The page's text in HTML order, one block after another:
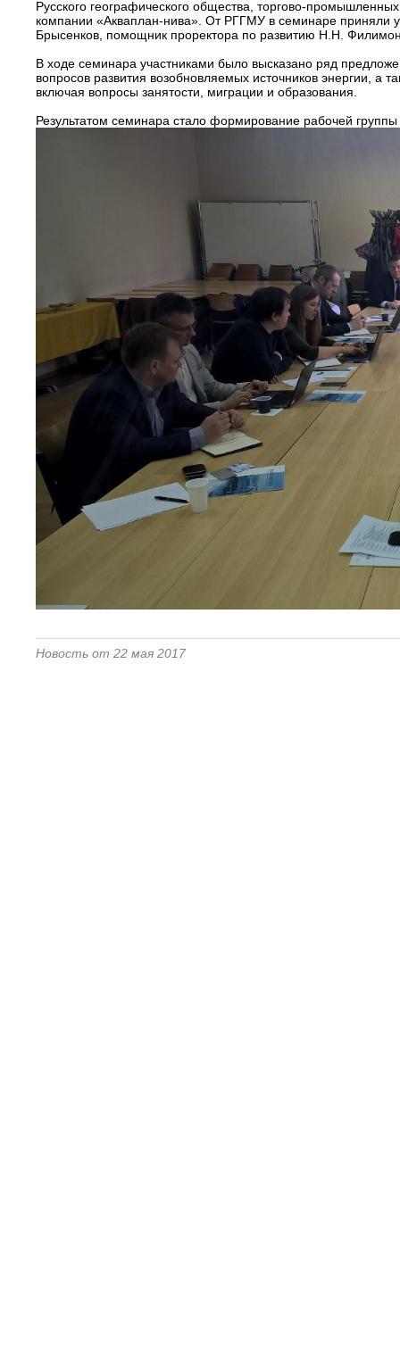
Русского географического общества, торгово-
компании «Акваплан-нива». От РГГМУ в семинаре приняли
Брысенков, помощник проректора по развитию Н.Н.
В ходе семинара участниками было высказано ряд
вопросов развития возобновляемых источников энергии, а
включая вопросы занятости, миграции и образования.
Результатом семинара стало формирование рабочей
Новость от 22 мая 2017